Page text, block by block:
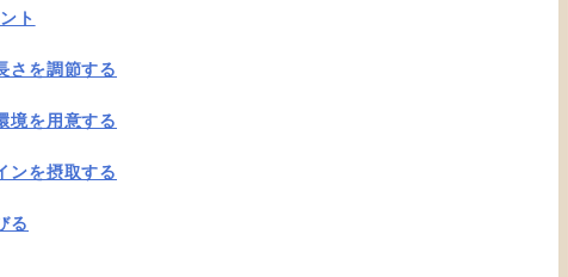
ト
を調節する
を用意する
を摂取する
る